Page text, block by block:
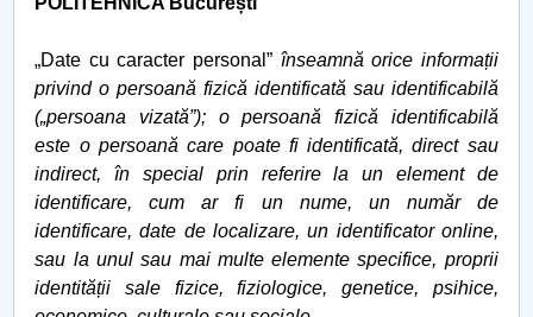
„Date cu caracter personal” înseamnă orice informații
privind o persoană fizică identificată sau identificabilă
(„persoana vizată”); o persoană fizică identificabilă
este o persoană care poate fi identificată, direct sau
indirect, în special prin referire la un element de
identificare, cum ar fi un nume, un număr de
identificare, date de localizare, un identificator online,
sau la unul sau mai multe elemente specifice, proprii
identității sale fizice, fiziologice, genetice, psihice,